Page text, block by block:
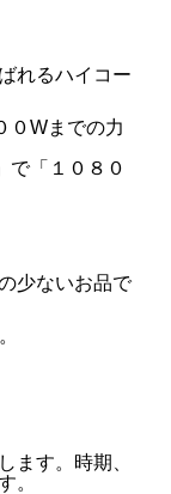
れるハイコー
０Wまでの力
で「１０８０
少ないお品で
ます。時期、
。